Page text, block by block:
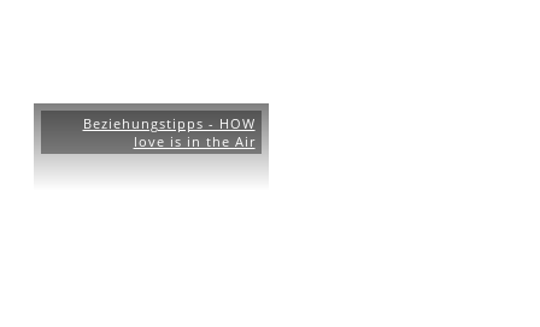
Beziehungstipps - HOW
love is in the Air